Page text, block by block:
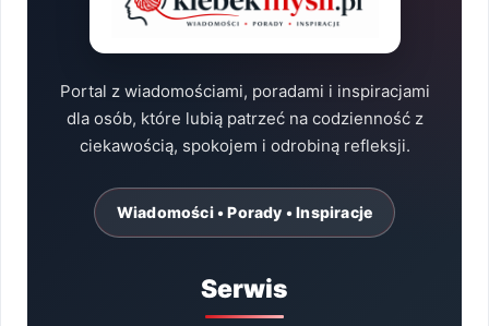
Portal z wiadomościami, poradami i inspiracjami
dla osób, które lubią patrzeć na codzienność z
ciekawością, spokojem i odrobiną refleksji.
Wiadomości • Porady • Inspiracje
Serwis